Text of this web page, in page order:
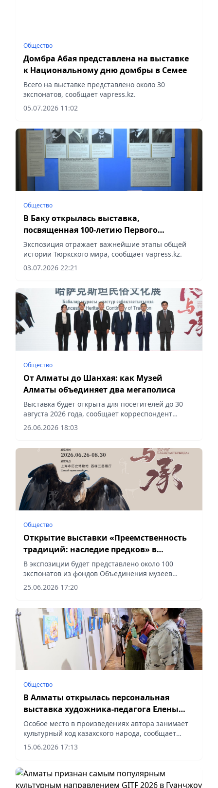
Общество
Домбра Абая представлена на выставке
к Национальному дню домбры в Семее
Всего на выставке представлено около 30
экспонатов, сообщает vapress.kz.
05.07.2026 11:02
Общество
В Баку открылась выставка,
посвященная 100-летию Первого
тюркологического съезда
Экспозиция отражает важнейшие этапы общей
истории Тюркского мира, сообщает vapress.kz.
03.07.2026 22:21
Общество
От Алматы до Шанхая: как Музей
Алматы объединяет два мегаполиса
Выставка будет открыта для посетителей до 30
августа 2026 года, сообщает корреспондент
vapress.kz.
26.06.2026 18:03
Общество
Открытие выставки «Преемственность
традиций: наследие предков» в
Шанхайском историческом музее
В экспозиции будет представлено около 100
экспонатов из фондов Объединения музеев
города Алматы, сообщает vapress.kz.
25.06.2026 17:20
Общество
В Алматы открылась персональная
выставка художника-педагога Елены
Каркавиной
Особое место в произведениях автора занимает
культурный код казахского народа, сообщает
vapress.kz.
15.06.2026 17:13